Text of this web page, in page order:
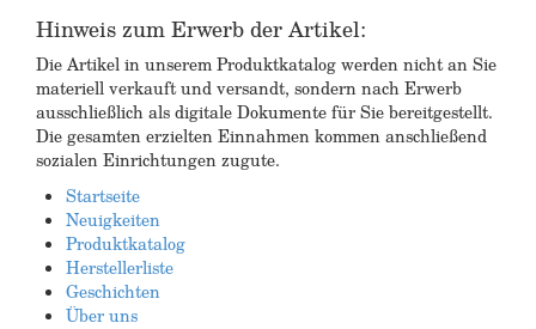
Hinweis zum Erwerb der Artikel:
Die Artikel in unserem Produktkatalog werden nicht an Sie
materiell verkauft und versandt, sondern nach Erwerb
ausschließlich als digitale Dokumente für Sie bereitgestellt.
Die gesamten erzielten Einnahmen kommen anschließend
sozialen Einrichtungen zugute.
Startseite
Neuigkeiten
Produktkatalog
Herstellerliste
Geschichten
Über uns